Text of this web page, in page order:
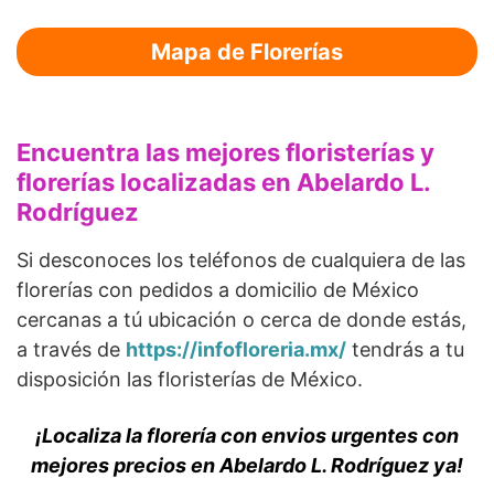
Mapa de Florerías
Encuentra las mejores floristerías y
florerías localizadas en Abelardo L.
Rodríguez
Si desconoces los teléfonos de cualquiera de las
florerías con pedidos a domicilio de México
cercanas a tú ubicación o cerca de donde estás,
a través de https://infofloreria.mx/ tendrás a tu
disposición las floristerías de México.
¡Localiza la florería con envios urgentes con
mejores precios en Abelardo L. Rodríguez ya!